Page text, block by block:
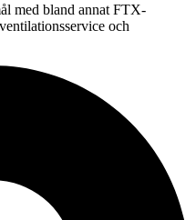
med bland annat FTX-
och